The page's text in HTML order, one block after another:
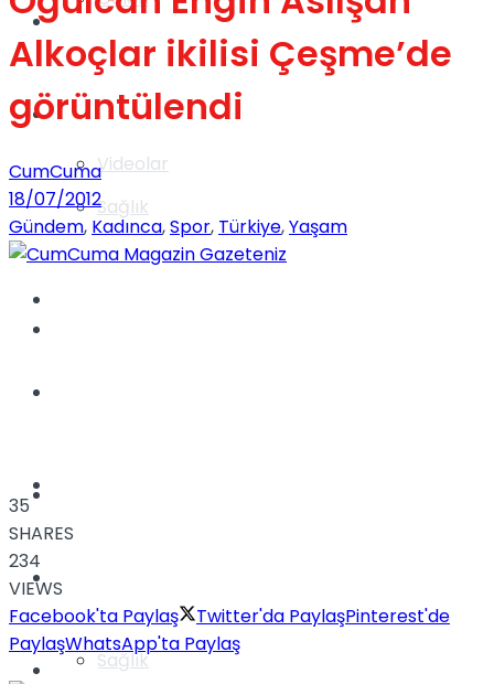
Videolar
Sağlık
Gündem
Yaşam
Sağlık
Türkiye
Müzik
Alkoçlar ikilisi Çeşme’de
görüntülendi
CumCuma
18/07/2012
Gündem, Kadınca,Spor, Türkiye,Yaşam
35
SHARES
234
VIEWS
Facebook'ta Paylaş
Twitter'da PaylaşPinterest'de
PaylaşWhatsApp'ta Paylaş